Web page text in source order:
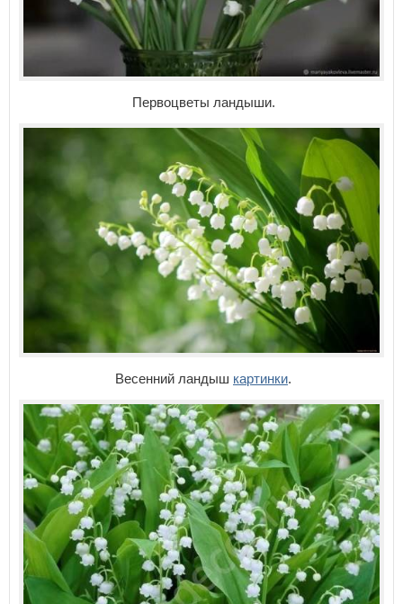
Первоцветы ландыши.
Весенний ландыш картинки.